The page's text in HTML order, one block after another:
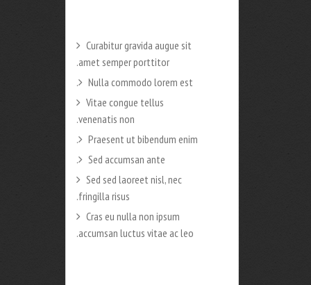
Curabitur gravida augue sit
amet semper porttitor.
Nulla commodo lorem est.
Vitae congue tellus
venenatis non.
Praesent ut bibendum enim.
Sed accumsan ante.
Sed sed laoreet nisl, nec
fringilla risus.
Cras eu nulla non ipsum
accumsan luctus vitae ac leo.